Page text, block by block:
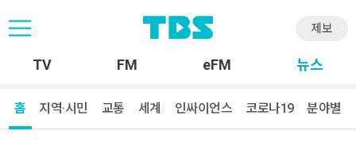
제보
TV FM eFM 뉴스
홈 지역·시민 교통 세계 인싸이언스 코로나19 분야별